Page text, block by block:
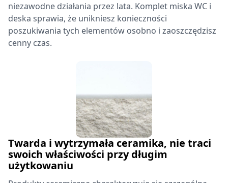
niezawodne działania przez lata. Komplet miska WC i
deska sprawia, że unikniesz konieczności
poszukiwania tych elementów osobno i zaoszczędzisz
cenny czas.
Twarda i wytrzymała ceramika, nie traci
swoich właściwości przy długim
użytkowaniu